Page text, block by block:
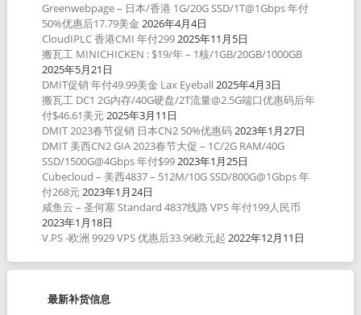
Greenwebpage – 日本/香港 1G/20G SSD/1T@1Gbps 年付
50%优惠后17.79美金 2026年4月4日
CloudIPLC 香港CMI 年付2992025年11月5日
搬瓦工 MINICHICKEN : $19/年 – 1核/1GB/20GB/1000GB
2025年5月21日
DMIT促销 年付49.99美金 Lax Eyeball 2025年4月3日
搬瓦工 DC1 2G内存/40G硬盘/2T流量@2.5G端口优惠码后年
付$46.61美元2025年3月11日
DMIT 2023春节促销 日本CN2 50%优惠码2023年1月27日
DMIT 美西CN2 GIA 2023春节大促 – 1C/2G RAM/40G
SSD/1500G@4Gbps 年付$992023年1月25日
Cubecloud – 美西4837 – 512M/10G SSD/800G@1Gbps 年
付268元2023年1月24日
咸鱼云 – 圣何塞 Standard 4837线路 VPS 年付199人民币
2023年1月18日
V.PS -欧洲 9929 VPS 优惠后33.96欧元起 2022年12月11日
最新补货信息